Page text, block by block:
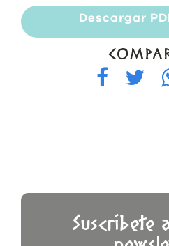
Descargar
Suscríbete